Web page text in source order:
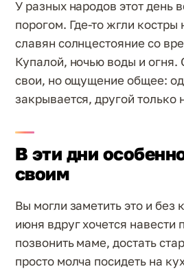
У разных народов этот день
порогом. Где-то жгли костры
славян солнцестояние со
Купалой, ночью воды и огня.
свои, но ощущение общее:
закрывается, другой только
В эти дни
своим
Вы могли заметить это и без
июня вдруг хочется
позвонить маме, достать
просто молча посидеть на